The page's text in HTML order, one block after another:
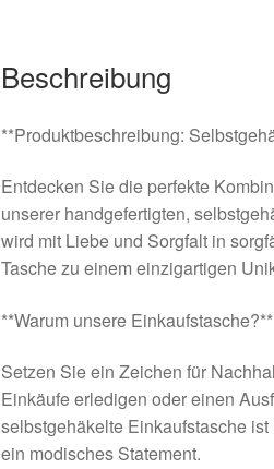
Beschreibung
**Produktbeschreibung:
Entdecken Sie die perfekte
unserer handgefertigten,
wird mit Liebe und Sorgfalt in
Tasche zu einem einzigartigen
**Warum unsere Einkaufstasche?**
Setzen Sie ein Zeichen für
Einkäufe erledigen oder einen
selbstgehäkelte Einkaufstasche
ein modisches Statement.